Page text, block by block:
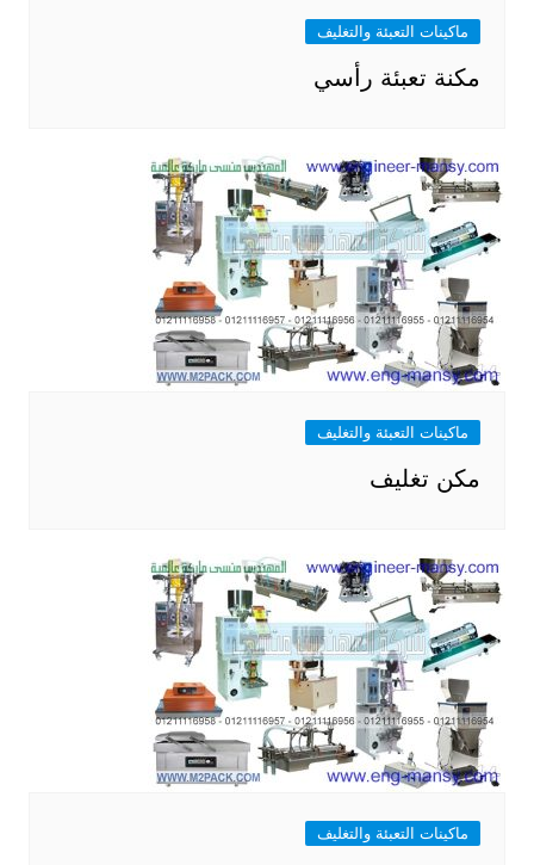
ماكينات التعبئة والتغليف
مكنة تعبئة رأسي
ماكينات التعبئة والتغليف
مكن تغليف
ماكينات التعبئة والتغليف